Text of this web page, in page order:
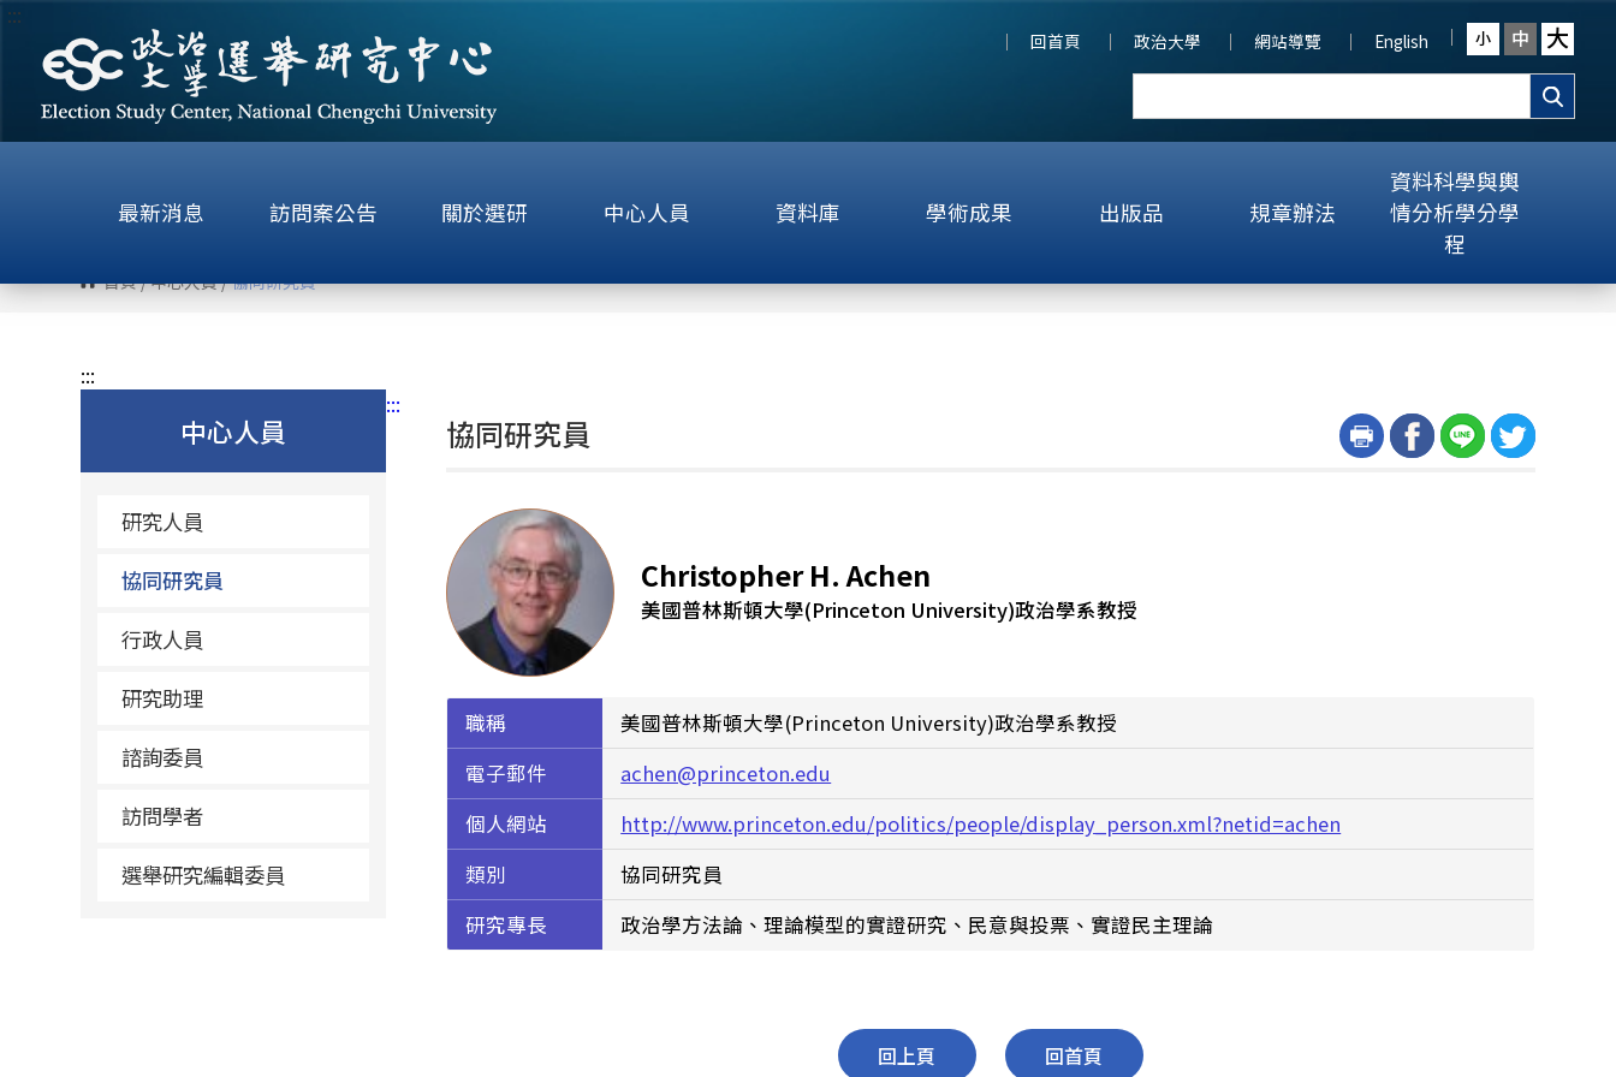
跳
內
:::
回首頁 政治大學 網站導覽 English 小 中 大
最新消息 訪問案公告 關於選研 中心人員 資料庫 學術成果 出版品 規章辦法
資料科學與輿
情分析學分學
程
首頁/中心人員/協同研究員
:::
中心人員
研究人員
協同研究員
行政人員
研究助理
諮詢委員
訪問學者
選舉研究編輯委員
:::
協同研究員
Christopher H. Achen
美國普林斯頓大學(Princeton University)政治學系教授
職稱
美國普林斯頓大學(Princeton University)政治學系教授
電子郵件
achen@princeton.edu
個人網站
http://www.princeton.edu/politics/people/display_person.xml?netid=achen
類別
協同研究員
研究專長
政治學方法論、理論模型的實證研究、民意與投票、實證民主理論
回上頁 回首頁